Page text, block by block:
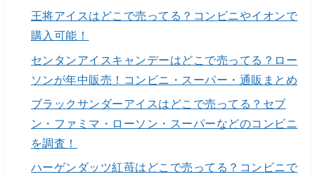
王将アイスはどこで売ってる？コンビニやイオンで
購入可能！
センタンアイスキャンデーはどこで売ってる？ロー
ソンが年中販売！コンビニ・スーパー・通販まとめ
ブラックサンダーアイスはどこで売ってる？セブ
ン・ファミマ・ローソン・スーパーなどのコンビニ
を調査！
ハーゲンダッツ紅苺はどこで売ってる？コンビニで